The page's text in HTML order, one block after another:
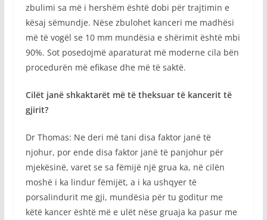
zbulimi sa më i hershëm është dobi për trajtimin e
kësaj sëmundje. Nëse zbulohet kanceri me madhësi
më të vogël se 10 mm mundësia e shërimit është mbi
90%. Sot posedojmë aparaturat më moderne cila bën
procedurën më efikase dhe më të saktë.
Cilët janë shkaktarët më të theksuar të kancerit të
gjirit?
Dr Thomas: Ne deri më tani disa faktor janë të
njohur, por ende disa faktor janë të panjohur për
mjekësinë, varet se sa fëmijë një grua ka, në cilën
moshë i ka lindur fëmijët, a i ka ushqyer të
porsalindurit me gji, mundësia për tu goditur me
këtë kancer është më e ulët nëse gruaja ka pasur me